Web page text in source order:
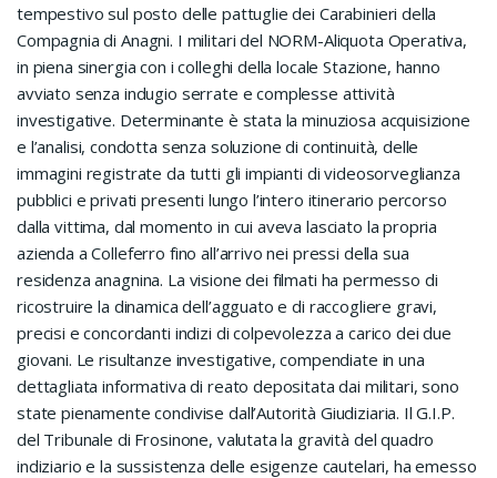
tempestivo sul posto delle pattuglie dei Carabinieri della
Compagnia di Anagni. I militari del NORM-Aliquota Operativa,
in piena sinergia con i colleghi della locale Stazione, hanno
avviato senza indugio serrate e complesse attività
investigative. Determinante è stata la minuziosa acquisizione
e l’analisi, condotta senza soluzione di continuità, delle
immagini registrate da tutti gli impianti di videosorveglianza
pubblici e privati presenti lungo l’intero itinerario percorso
dalla vittima, dal momento in cui aveva lasciato la propria
azienda a Colleferro fino all’arrivo nei pressi della sua
residenza anagnina. La visione dei filmati ha permesso di
ricostruire la dinamica dell’agguato e di raccogliere gravi,
precisi e concordanti indizi di colpevolezza a carico dei due
giovani. Le risultanze investigative, compendiate in una
dettagliata informativa di reato depositata dai militari, sono
state pienamente condivise dall’Autorità Giudiziaria. Il G.I.P.
del Tribunale di Frosinone, valutata la gravità del quadro
indiziario e la sussistenza delle esigenze cautelari, ha emesso